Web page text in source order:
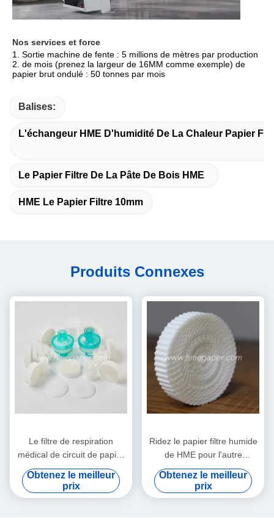
Nos services et force
1. Sortie machine de fente : 5 millions de mètres par production
2. de mois (prenez la largeur de 16MM comme exemple) de
papier brut ondulé : 50 tonnes par mois
Balises:
L'échangeur HME D'humidité De La Chaleur Papier
Le Papier Filtre De La Pâte De Bois HME
HME Le Papier Filtre 10mm
Produits Connexes
Le filtre de respiration
médical de circuit de papier
filtre de HMEF HME a ridé le
papier filtre
Obtenez le meilleur
prix
Ridez le papier filtre humide
de HME pour l'autre
Comsumables médical
Obtenez le meilleur
prix